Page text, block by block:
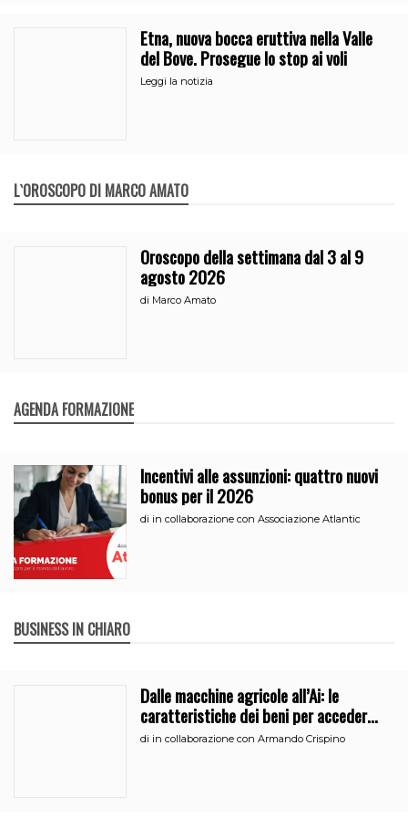
Etna, nuova bocca eruttiva nella Valle
del Bove. Prosegue lo stop ai voli
Leggi la notizia
L`OROSCOPO DI MARCO AMATO
Oroscopo della settimana dal 3 al 9
agosto 2026
di Marco Amato
AGENDA FORMAZIONE
Incentivi alle assunzioni: quattro nuovi
bonus per il 2026
di in collaborazione con Associazione Atlantic
BUSINESS IN CHIARO
Dalle macchine agricole all’Ai: le
caratteristiche dei beni per accedere
all’iperammortamento
di in collaborazione con Armando Crispino